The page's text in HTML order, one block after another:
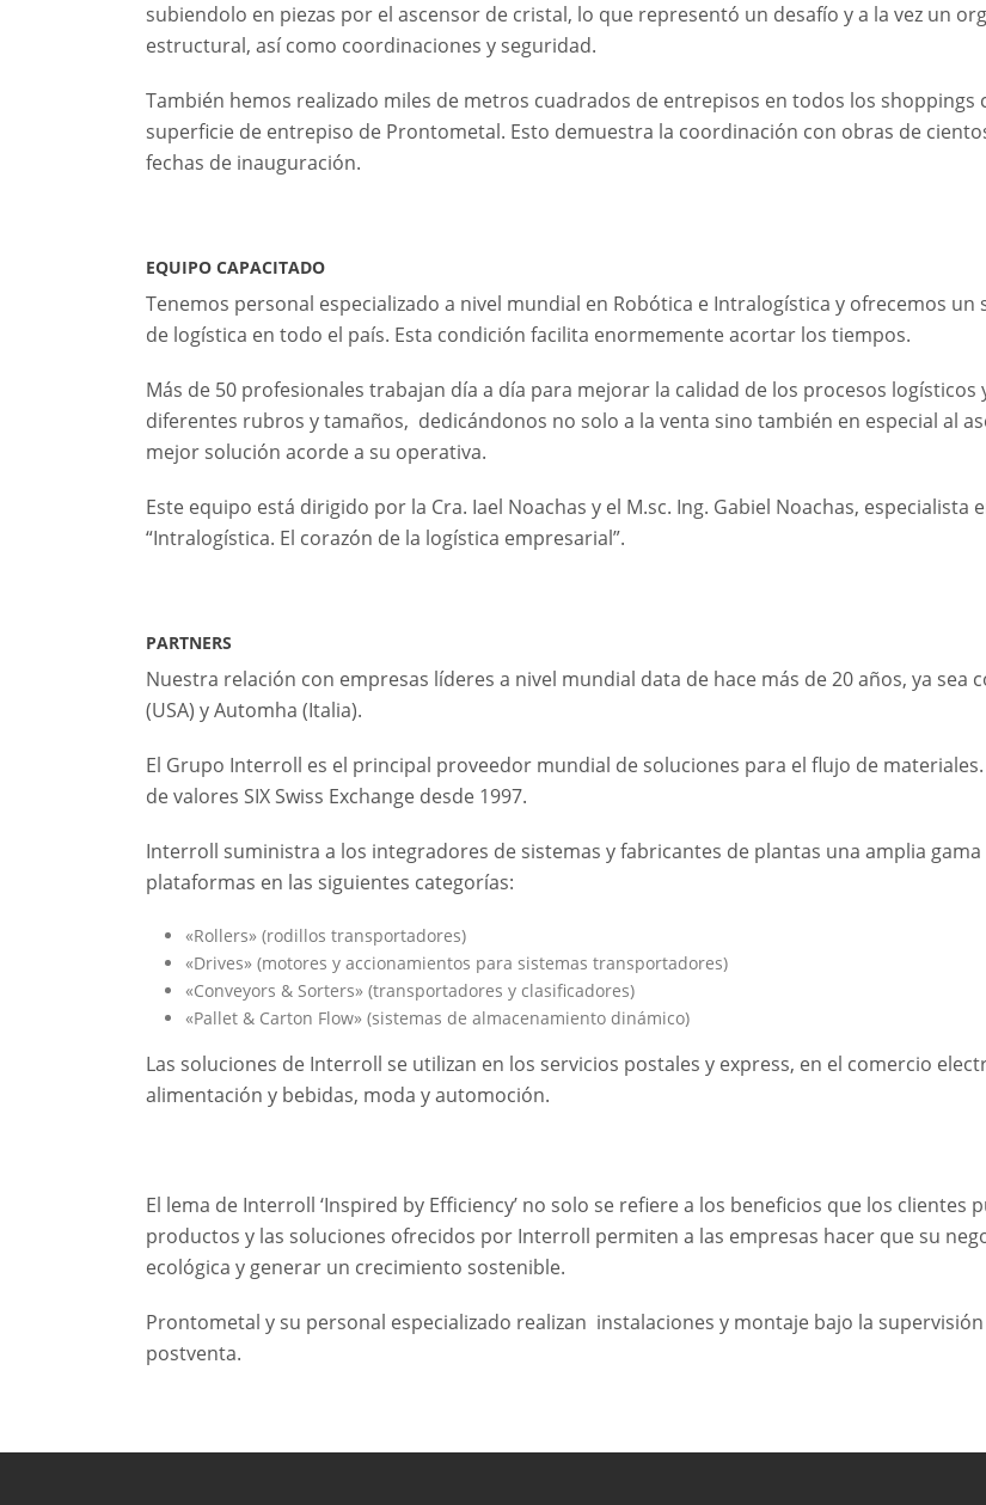
subiendolo en piezas por el ascensor de cristal, lo que representó un desafío y a la vez un
estructural, así como coordinaciones y seguridad.
También hemos realizado miles de metros cuadrados de entrepisos en todos los shoppings
superficie de entrepiso de Prontometal. Esto demuestra la coordinación con obras de
fechas de inauguración.
EQUIPO CAPACITADO
Tenemos personal especializado a nivel mundial en Robótica e Intralogística y ofrecemos
de logística en todo el país. Esta condición facilita enormemente acortar los tiempos.
Más de 50 profesionales trabajan día a día para mejorar la calidad de los procesos
diferentes rubros y tamaños, dedicándonos no solo a la venta sino también en especial al
mejor solución acorde a su operativa.
Este equipo está dirigido por la Cra. Iael Noachas y el M.sc. Ing. Gabiel Noachas,
“Intralogística. El corazón de la logística empresarial”.
PARTNERS
Nuestra relación con empresas líderes a nivel mundial data de hace más de 20 años, ya sea
(USA) y Automha (Italia).
El Grupo Interroll es el principal proveedor mundial de soluciones para el flujo de
de valores SIX Swiss Exchange desde 1997.
Interroll suministra a los integradores de sistemas y fabricantes de plantas una amplia
plataformas en las siguientes categorías:
«Rollers» (rodillos transportadores)
«Drives» (motores y accionamientos para sistemas transportadores)
«Conveyors & Sorters» (transportadores y clasificadores)
«Pallet & Carton Flow» (sistemas de almacenamiento dinámico)
Las soluciones de Interroll se utilizan en los servicios postales y express, en el comercio
alimentación y bebidas, moda y automoción.
El lema de Interroll ‘Inspired by Efficiency’ no solo se refiere a los beneficios que los
productos y las soluciones ofrecidos por Interroll permiten a las empresas hacer que su
ecológica y generar un crecimiento sostenible.
Prontometal y su personal especializado realizan instalaciones y montaje bajo la
postventa.